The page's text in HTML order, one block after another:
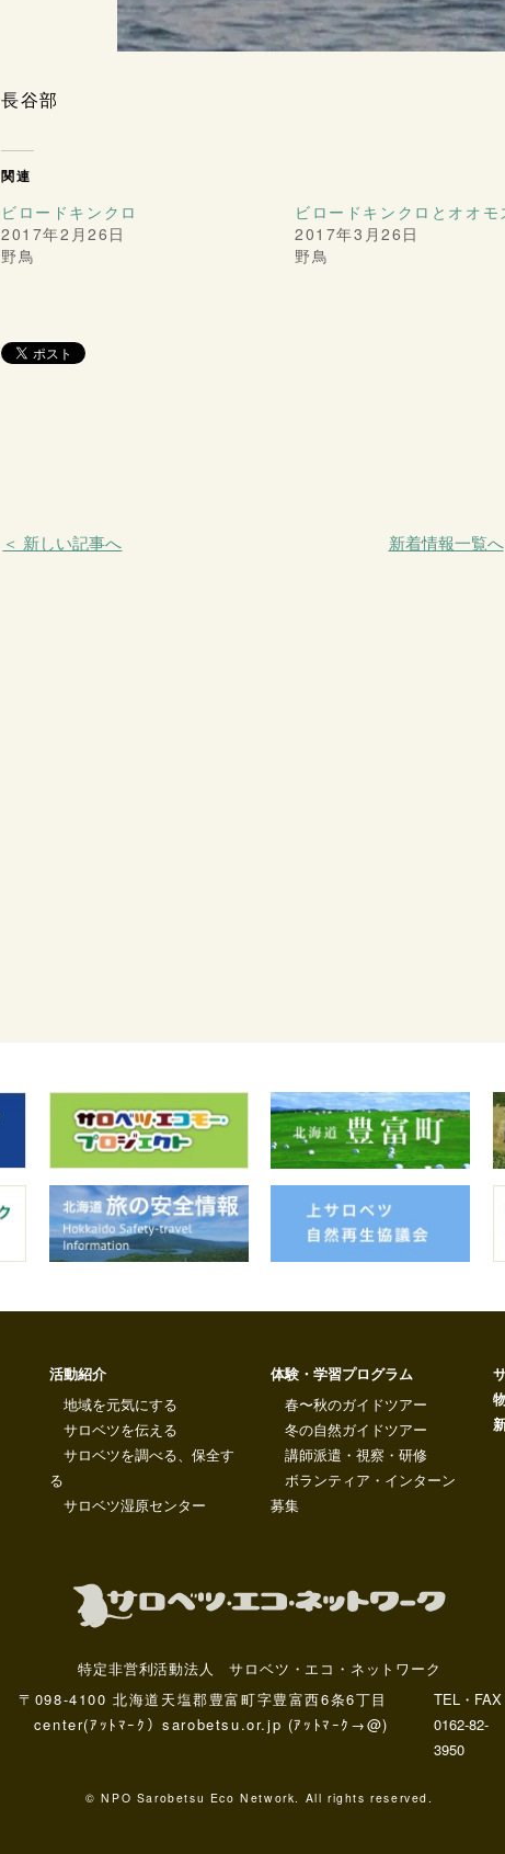
長谷部
関連
ビロードキンクロ
2017年2月26日
野鳥
ビロードキンクロとオオモ
2017年3月26日
野鳥
＜ 新しい記事へ 新着情報一覧へ
活動紹介
地域を元気にする
サロベツを伝える
サロベツを調べる、保全す
る
サロベツ湿原センター
体験・学習プログラム
春〜秋のガイドツアー
冬の自然ガイドツアー
講師派遣・視察・研修
ボランティア・インターン
募集
特定非営利活動法人 サロベツ・エコ・ネットワーク
〒098-4100 北海道天塩郡豊富町字豊富西6条6丁目
center(ｱｯﾄﾏｰｸ）sarobetsu.or.jp (ｱｯﾄﾏｰｸ→@)
TEL・FAX
0162-82-
3950
© NPO Sarobetsu Eco Network. All rights reserved.